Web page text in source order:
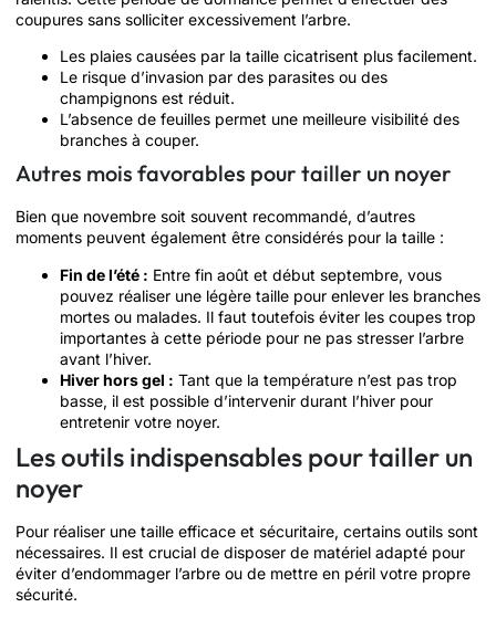
coupures sans solliciter excessivement l’arbre.
Les plaies causées par la taille cicatrisent plus facilement.
Le risque d’invasion par des parasites ou des
champignons est réduit.
L’absence de feuilles permet une meilleure visibilité des
branches à couper.
Autres mois favorables pour tailler un noyer
Bien que novembre soit souvent recommandé, d’autres
moments peuvent également être considérés pour la taille :
Fin de l’été : Entre fin août et début septembre, vous
pouvez réaliser une légère taille pour enlever les branches
mortes ou malades. Il faut toutefois éviter les coupes trop
importantes à cette période pour ne pas stresser l’arbre
avant l’hiver.
Hiver hors gel : Tant que la température n’est pas trop
basse, il est possible d’intervenir durant l’hiver pour
entretenir votre noyer.
Les outils indispensables pour tailler un
noyer
Pour réaliser une taille efficace et sécuritaire, certains outils sont
nécessaires. Il est crucial de disposer de matériel adapté pour
éviter d’endommager l’arbre ou de mettre en péril votre propre
sécurité.